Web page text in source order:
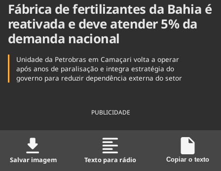
Fábrica de fertilizantes da Bahia é
reativada e deve atender 5% da
demanda nacional
Unidade da Petrobras em Camaçari volta a operar
após anos de paralisação e integra estratégia do
governo para reduzir dependência externa do setor
PUBLICIDADE
Salvar imagem Texto para rádio Copiar o texto